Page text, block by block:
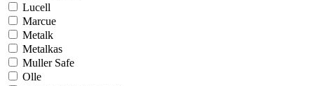
Lucell
Marcue
Metalk
Metalkas
Muller Safe
Olle